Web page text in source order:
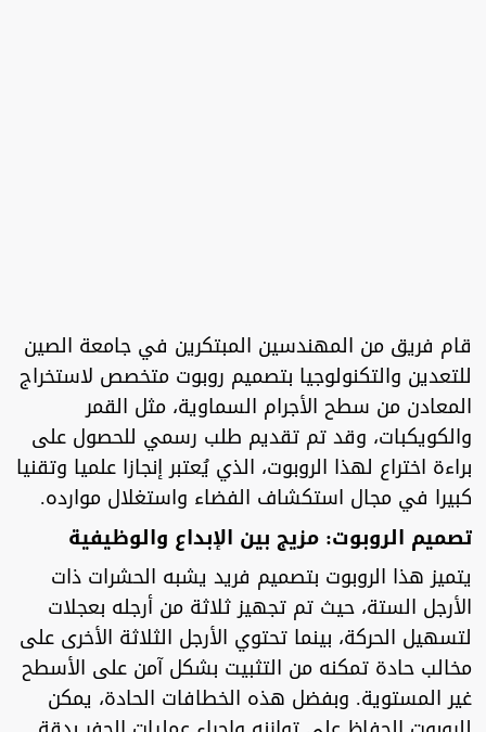
قام فريق من المهندسين المبتكرين في جامعة الصين
للتعدين والتكنولوجيا بتصميم روبوت متخصص لاستخراج
المعادن من سطح الأجرام السماوية، مثل القمر
والكويكبات، وقد تم تقديم طلب رسمي للحصول على
براءة اختراع لهذا الروبوت، الذي يُعتبر إنجازا علميا وتقنيا
كبيرا في مجال استكشاف الفضاء واستغلال موارده.
تصميم الروبوت: مزيج بين الإبداع والوظيفية
يتميز هذا الروبوت بتصميم فريد يشبه الحشرات ذات
الأرجل الستة، حيث تم تجهيز ثلاثة من أرجله بعجلات
لتسهيل الحركة، بينما تحتوي الأرجل الثلاثة الأخرى على
مخالب حادة تمكنه من التثبيت بشكل آمن على الأسطح
غير المستوية. وبفضل هذه الخطافات الحادة، يمكن